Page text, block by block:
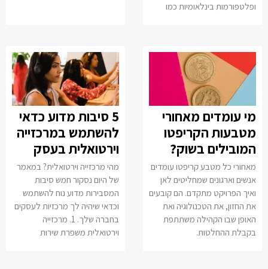
ופלטפורמות בינלאומיות כמו
מי עומדים מאחורי
מטבעות הקריפטו
המובילים בשוק?
מאחורי כל מטבע קריפטו עומדים
אנשים וארגונים שמחליטים לאן
ואיך הפרויקט מתקדם. הם קובעים
את החזון, את הטכנולוגיה ואת
האופן שבו הקהילה משתתפת
בקבלת ההחלטות.
5 סיבות מדוע כדאי
להשתמש במרכזייה
וירטואלית בעסק
מהי מרכזייה וירטואלית? במאמר
של היום נסקור חמש סיבות
המסבירות מדוע נוח להשתמש
וכדאי שיהיה לך מרכזיות לעסקים
בחברה שלך. 1. מרכזייה
וירטואלית משפרת שירות